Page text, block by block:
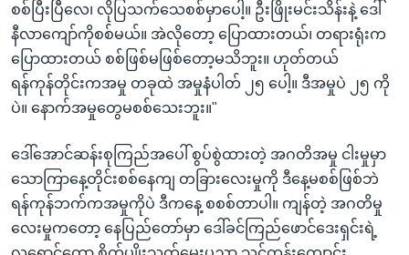
စစ်ပြီးပြီလေ၊ လိုပြသက်သေစစ်မှာပေါ့။ ဦးဖြိုးမင်းသိန်းနဲ့ ဒေါ်
နီလာကျော်ကိုစစ်မယ်။ အဲလိုတော့ ပြောထားတယ်၊ တရားရုံးက
ပြောထားတယ် စစ်ဖြစ်မဖြစ်တော့မသိဘူး။ ဟုတ်တယ်
ရန်ကုန်တိုင်းကအမှု တခုထဲ အမှုနံပါတ် ၂၅ ပေါ့။ ဒီအမှုပဲ ၂၅ ကို
ပဲ။ နောက်အမှုတွေမစစ်သေးဘူး။"
ဒေါ်အောင်ဆန်းစုကြည်အပေါ် စွပ်စွဲထားတဲ့ အဂတိအမှု ငါးမှုမှာ
သောကြာနေ့တိုင်းစစ်နေကျ တခြားလေးမှုကို ဒီနေ့မစစ်ဖြစ်ဘဲ
ရန်ကုန်ဘက်ကအမှုကိုပဲ ဒီကနေ့ စစစ်တာပါ။ ကျန်တဲ့ အဂတိမှု
လေးမှုကတော့ နေပြည်တော်မှာ ဒေါ်ခင်ကြည်ဖောင်ဒေးရှင်းရဲ့